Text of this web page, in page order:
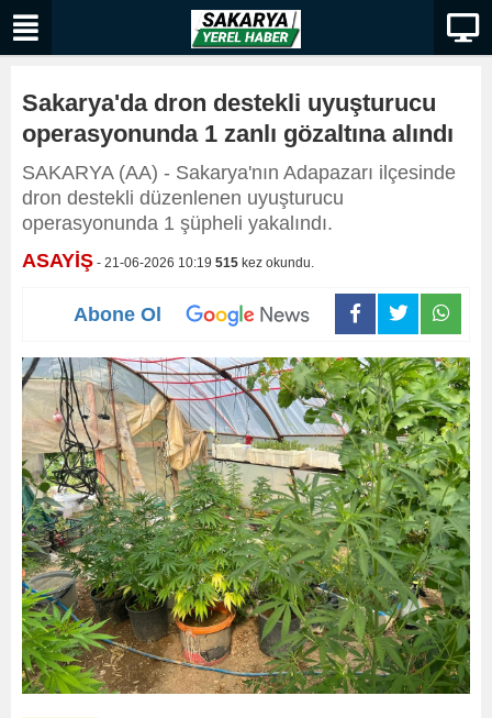
Sakarya'da dron destekli uyuşturucu
operasyonunda 1 zanlı gözaltına alındı
SAKARYA (AA) - Sakarya'nın Adapazarı ilçesinde
dron destekli düzenlenen uyuşturucu
operasyonunda 1 şüpheli yakalındı.
ASAYİŞ - 21-06-2026 10:19 515 kez okundu.
Abone Ol